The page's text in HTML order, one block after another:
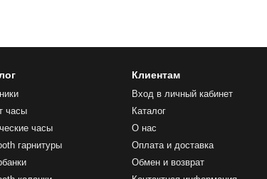
часы
часы
гарнитуры
Клиентам
Вход в личный кабинет
Каталог
О нас
Оплата и доставка
Обмен и возврат